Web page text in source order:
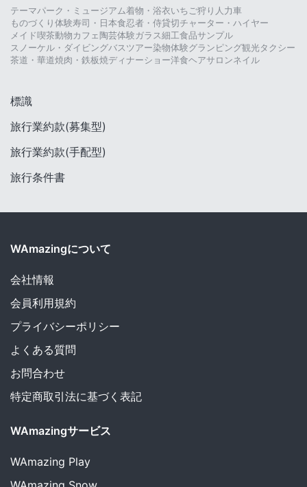
テーマパーク・ミュージアム着物・浴衣いちご狩り 人力車
ものづくり体験寿司・日本食忍者・侍貸切チャーター・ハイヤー
メイド喫茶動物カフェ陶芸体験ガラス細工食品サンプル
スノーケル・ダイビングバスツアー染物体験グランピング観光タクシー
茶道・華道焼肉・鉄板焼ディナーショー洋食ヘアサロンネイル
標識
旅行業約款(募集型)
旅行業約款(手配型)
旅行条件書
WAmazingについて
会社情報
会員利用規約
プライバシーポリシー
よくある質問
お問合わせ
特定商取引法に基づく表記
WAmazingサービス
WAmazing Play